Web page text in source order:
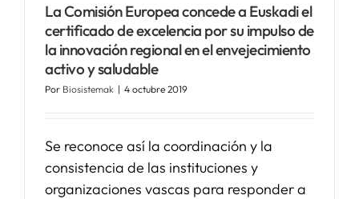
La Comisión Europea concede a Euskadi el
certificado de excelencia por su impulso de
la innovación regional en el envejecimiento
activo y saludable
Por Biosistemak | 4 octubre 2019
Se reconoce así la coordinación y la
consistencia de las instituciones y
organizaciones vascas para responder a